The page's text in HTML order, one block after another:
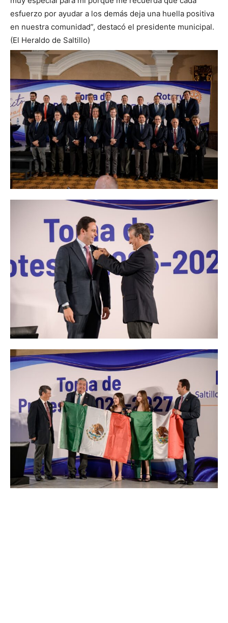
esfuerzo por ayudar a los demás deja una huella positiva
en nuestra comunidad”, destacó el presidente municipal.
(El Heraldo de Saltillo)